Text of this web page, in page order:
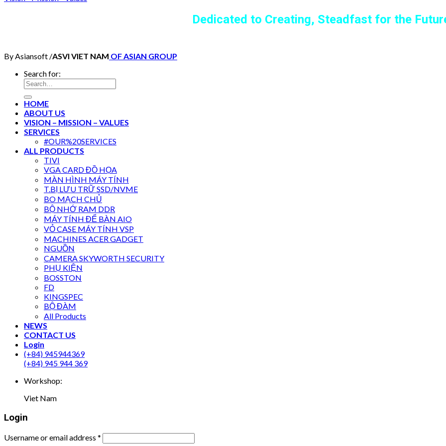
Dedicated to Creating, Steadfast for the
By Asiansoft /ASVI VIET NAM OF ASIAN GROUP
Search for:
HOME
ABOUT US
VISION – MISSION – VALUES
SERVICES
#OUR%20SERVICES
ALL PRODUCTS
TIVI
VGA CARD ĐỒ HỌA
MÀN HÌNH MÁY TÍNH
T.BỊ LƯU TRỮ SSD/NVME
BO MẠCH CHỦ
BỘ NHỚ RAM DDR
MÁY TÍNH ĐỂ BÀN AIO
VỎ CASE MÁY TÍNH VSP
MACHINES ACER GADGET
NGUỒN
CAMERA SKYWORTH SECURITY
PHỤ KIỆN
BOSSTON
FD
KINGSPEC
BỘ ĐÀM
All Products
NEWS
CONTACT US
Login
(+84) 945944369
(+84) 945 944 369
Workshop:
Viet Nam
Login
Username or email address *